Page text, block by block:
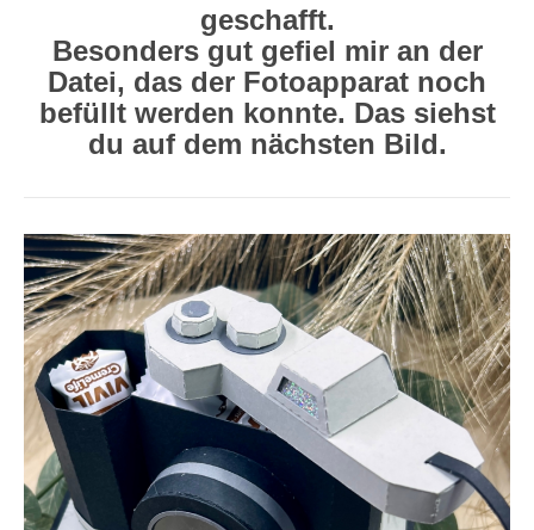
geschafft.
Besonders gut gefiel mir an der
Datei, das der Fotoapparat noch
befüllt werden konnte. Das siehst
du auf dem nächsten Bild.